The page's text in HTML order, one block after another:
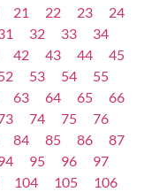
21 22 23
24
32 33
34
42 43 44
45
53 54
55
63 64 65
66
74 75
76
84 85 86
87
95 96
97
104 105
106